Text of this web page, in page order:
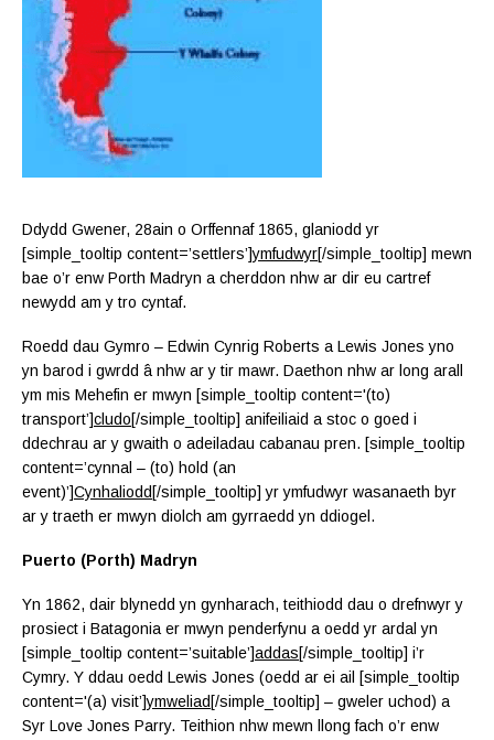
Ddydd Gwener, 28ain o Orffennaf 1865, glaniodd yr
[simple_tooltip content=’settlers’]ymfudwyr[/simple_tooltip] mewn
bae o’r enw Porth Madryn a cherddon nhw ar dir eu cartref
newydd am y tro cyntaf.
Roedd dau Gymro – Edwin Cynrig Roberts a Lewis Jones yno
yn barod i gwrdd â nhw ar y tir mawr. Daethon nhw ar long arall
ym mis Mehefin er mwyn [simple_tooltip content='(to)
transport’]cludo[/simple_tooltip] anifeiliaid a stoc o goed i
ddechrau ar y gwaith o adeiladau cabanau pren. [simple_tooltip
content=’cynnal – (to) hold (an
event)’]Cynhaliodd [/simple_tooltip] yr ymfudwyr wasanaeth byr
ar y traeth er mwyn diolch am gyrraedd yn ddiogel.
Puerto (Porth) Madryn
Yn 1862, dair blynedd yn gynharach, teithiodd dau o drefnwyr y
prosiect i Batagonia er mwyn penderfynu a oedd yr ardal yn
[simple_tooltip content=’suitable’]addas[/simple_tooltip] i’r
Cymry. Y ddau oedd Lewis Jones (oedd ar ei ail [simple_tooltip
content='(a) visit’]ymweliad [/simple_tooltip] – gweler uchod) a
Syr Love Jones Parry. Teithion nhw mewn llong fach o’r enw